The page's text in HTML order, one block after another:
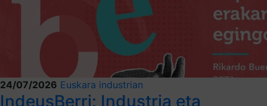
24/07/2026 Euskara industrian
IndeusBerri: Industria eta